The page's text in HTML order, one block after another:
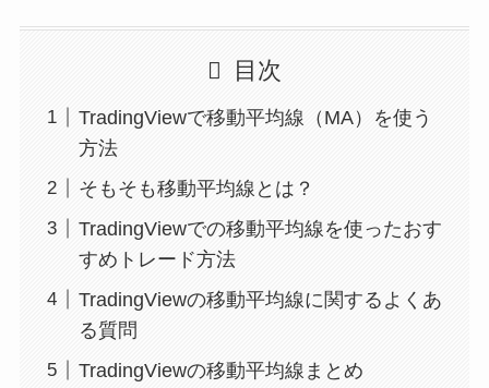
目次
TradingViewで移動平均線（MA）を使う
方法
そもそも移動平均線とは？
TradingViewでの移動平均線を使ったおす
すめトレード方法
TradingViewの移動平均線に関するよくあ
る質問
TradingViewの移動平均線まとめ